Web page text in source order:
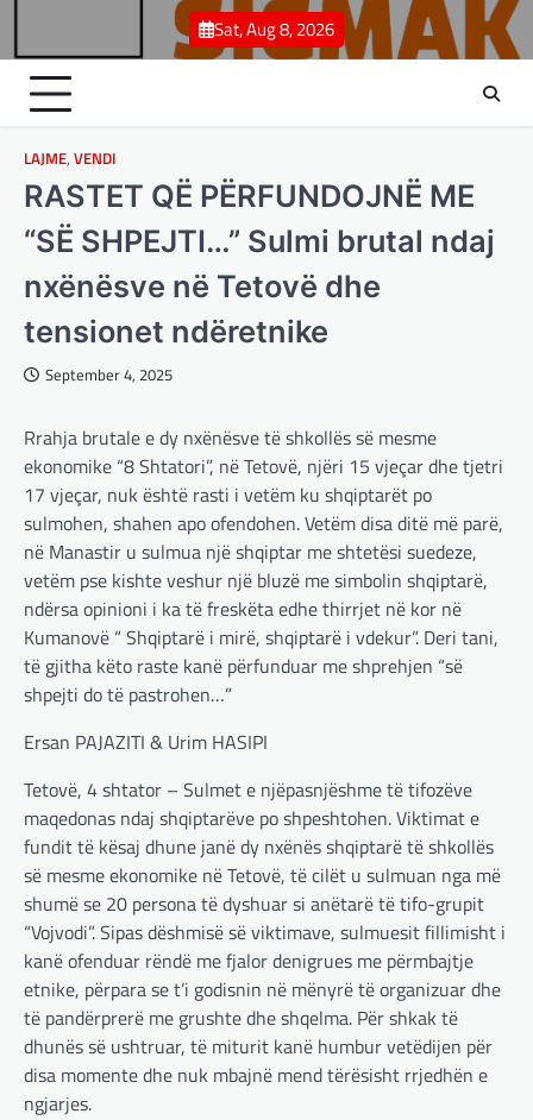
content
Sat, Aug 8, 2026
LAJME, VENDI
RASTET QË PËRFUNDOJNË ME
“SË SHPEJTI…” Sulmi brutal ndaj
nxënësve në Tetovë dhe
tensionet ndëretnike
September 4, 2025
Rrahja brutale e dy nxënësve të shkollës së mesme
ekonomike “8 Shtatori”, në Tetovë, njëri 15 vjeçar dhe tjetri
17 vjeçar, nuk është rasti i vetëm ku shqiptarët po
sulmohen, shahen apo ofendohen. Vetëm disa ditë më parë,
në Manastir u sulmua një shqiptar me shtetësi suedeze,
vetëm pse kishte veshur një bluzë me simbolin shqiptarë,
ndërsa opinioni i ka të freskëta edhe thirrjet në kor në
Kumanovë “ Shqiptarë i mirë, shqiptarë i vdekur”. Deri tani,
të gjitha këto raste kanë përfunduar me shprehjen “së
shpejti do të pastrohen…”
Ersan PAJAZITI & Urim HASIPI
Tetovë, 4 shtator – Sulmet e njëpasnjëshme të tifozëve
maqedonas ndaj shqiptarëve po shpeshtohen. Viktimat e
fundit të kësaj dhune janë dy nxënës shqiptarë të shkollës
së mesme ekonomike në Tetovë, të cilët u sulmuan nga më
shumë se 20 persona të dyshuar si anëtarë të tifo-grupit
“Vojvodi”. Sipas dëshmisë së viktimave, sulmuesit fillimisht i
kanë ofenduar rëndë me fjalor denigrues me përmbajtje
etnike, përpara se t’i godisnin në mënyrë të organizuar dhe
të pandërprerë me grushte dhe shqelma. Për shkak të
dhunës së ushtruar, të miturit kanë humbur vetëdijen për
disa momente dhe nuk mbajnë mend tërësisht rrjedhën e
ngjarjes.